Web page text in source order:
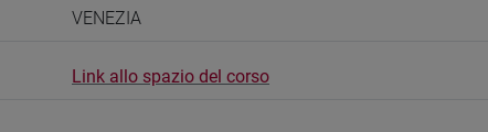
VENEZIA
Link allo spazio del corso